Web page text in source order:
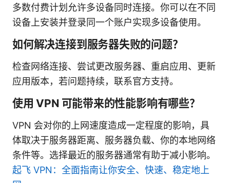
多数付费计划允许多设备同时连接。你可以在不同
设备上安装并登录同一个账户实现多设备使用。
如何解决连接到服务器失败的问题？
检查网络连接、尝试更改服务器、重启应用、更新
应用版本，若问题持续，联系官方支持。
使用 VPN 可能带来的性能影响有哪些？
VPN 会对你的上网速度造成一定程度的影响，具
体取决于服务器距离、服务器负载、你的本地网络
条件等。选择最近的服务器通常有助于减小影响。
起飞 VPN：全面指南让你安全、快速、稳定地上